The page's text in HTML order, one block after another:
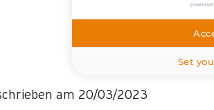
am 20/03/2023
Set